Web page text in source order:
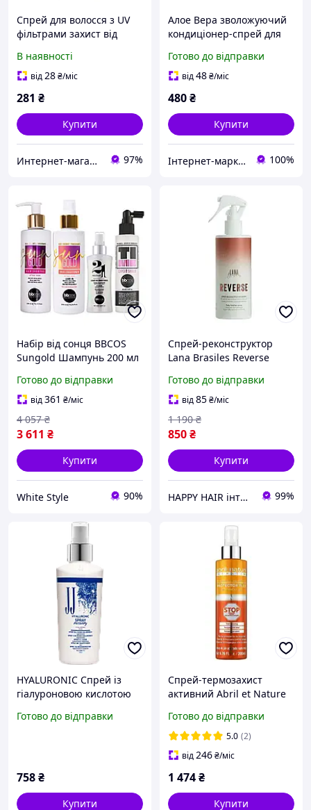
Спрей для волосся з UV
фільтрами захист від
Protect Spray 200 мл
В наявності
від28₴/міс
281 ₴
Купити
Интернет-магазин ''Каприз-Плюс'' 97%
Алое Вера зволожуючий
кондиціонер-спрей для
Готово до відправки
від48₴/міс
480₴
Купити
Інтернет-маркет "БіоЖиття" 100%
Набір від сонця BBCOS
Sungold Шампунь 200 мл
Спрей Time Expert 150 мл
та Кондиціонер Revival
100 мл
Готово до відправки
від361 ₴/міс
3 611 ₴
4 057 ₴
Купити
White Style 90%
Спрей-реконструктор
Lana Brasiles Reverse
мл
Готово до відправки
від85₴/міс
850₴
1 190 ₴
Купити
HAPPY HAIR інтернет-магазин професійної косметики для волосся 99%
HYALURONIC Спрей із
гіалуроновою кислотою
Готово до відправки
758₴
Купити
Спрей-термозахист
активний Abril et Nature
Plex Stop Breakage 200 мл
Готово до відправки
5.0 (2)
від246₴/міс
1 474₴
Купити